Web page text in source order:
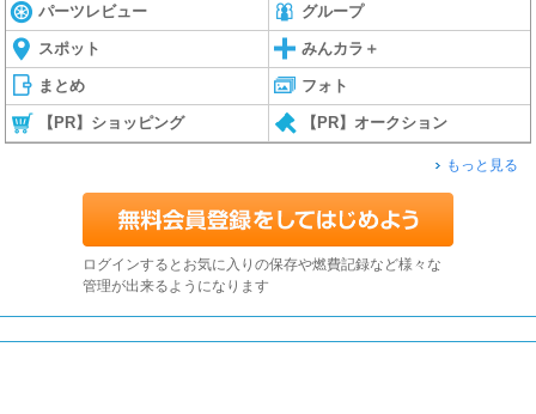
パーツレビュー グループ
スポット みんカラ＋
まとめ フォト
【PR】ショッピング 【PR】オークション
もっと見る
ログインするとお気に入りの保存や燃費記録など様々な
管理が出来るようになります